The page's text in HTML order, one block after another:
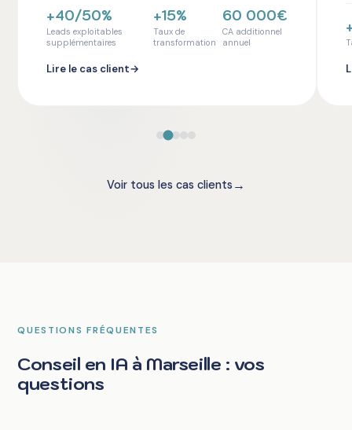
+40/50%
Leads exploitables
supplémentaires
+15%
Taux de
transformation
60 000€
CA additionnel
annuel
Lire le cas client→
Voir tous les cas clients →
QUESTIONS FRÉQUENTES
Conseil en IA à Marseille : vos
questions